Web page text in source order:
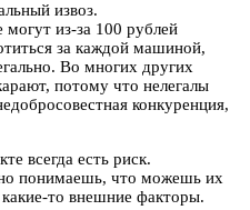
извоз.
из-за 100 рублей
за каждой машиной,
Во многих других
потому что нелегалы
конкуренция,
всегда есть риск.
понимаешь, что можешь их
то внешние факторы.